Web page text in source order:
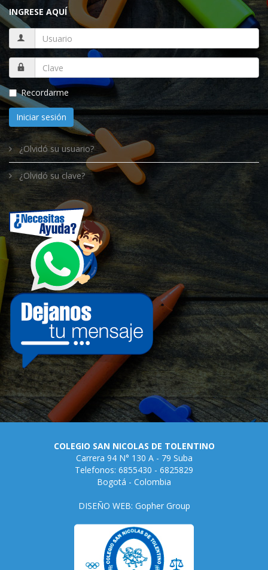
INGRESE AQUÍ
Recordarme
Iniciar sesión
¿Olvidó su usuario?
¿Olvidó su clave?
COLEGIO SAN NICOLAS DE TOLENTINO
Carrera 94 N° 130 A - 79 Suba
Telefonos: 6855430 - 6825829
Bogotá - Colombia
DISEÑO WEB: Gopher Group